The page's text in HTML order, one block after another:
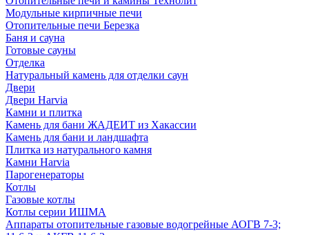
Модульные кирпичные печи
Отопительные печи Березка
Баня и сауна
Готовые сауны
Отделка
Натуральный камень для отделки саун
Двери
Двери Harvia
Камни и плитка
Камень для бани ЖАДЕИТ из Хакассии
Камень для бани и ландшафта
Плитка из натурального камня
Камни Harvia
Парогенераторы
Котлы
Газовые котлы
Котлы серии ИШМА
Аппараты отопительные газовые водогрейные АОГВ 7-3;